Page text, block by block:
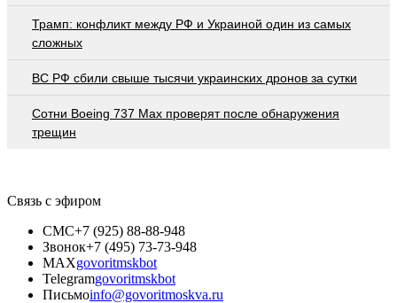
Трамп: конфликт между РФ и Украиной один из самых
сложных
ВС РФ сбили свыше тысячи украинских дронов за сутки
Сотни Boeing 737 Max проверят после обнаружения
трещин
Связь с эфиром
СМС+7 (925) 88-88-948
Звонок+7 (495) 73-73-948
MAXgovoritmskbot
Telegramgovoritmskbot
Письмоinfo@govoritmoskva.ru